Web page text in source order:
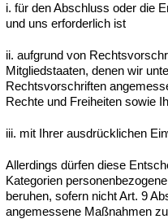
i. für den Abschluss oder die
und uns erforderlich ist
ii. aufgrund von
Mitgliedstaaten, denen wir
Rechtsvorschriften
Rechte und Freiheiten sowie
iii. mit Ihrer ausdrücklichen
Allerdings dürfen diese
Kategorien
beruhen, sofern nicht Art. 9
angemessene Maßnahmen